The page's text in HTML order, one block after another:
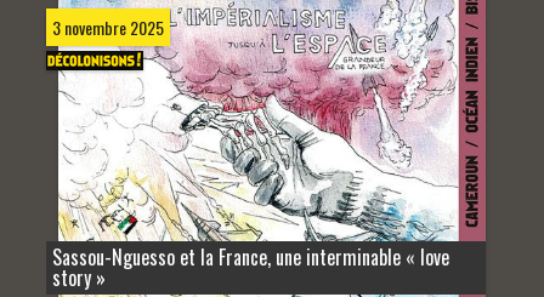
3 novembre 2025
Sassou-Nguesso et la France, une interminable « love
story »